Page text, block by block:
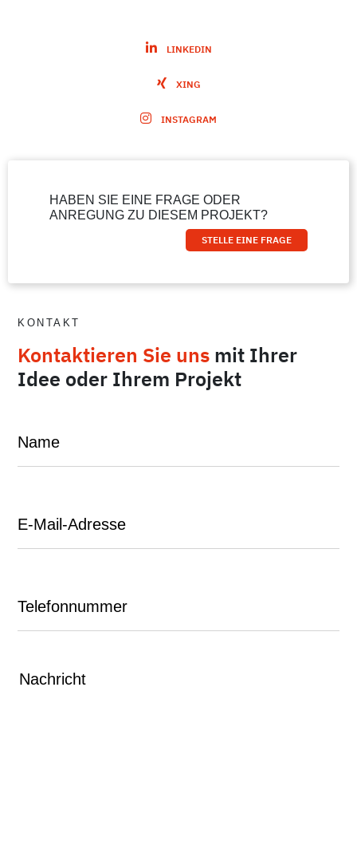
LINKEDIN
XING
INSTAGRAM
HABEN SIE EINE FRAGE ODER
ANREGUNG ZU DIESEM PROJEKT?
STELLE EINE FRAGE
KONTAKT
Kontaktieren Sie uns mit Ihrer
Idee oder Ihrem Projekt